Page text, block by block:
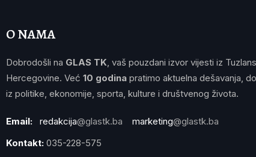
O NAMA
Dobrodošli na GLAS TK, vaš pouzdani izvor vijesti iz
Hercegovine. Već 10 godina pratimo aktuelna dešavanja,
iz politike, ekonomije, sporta, kulture i društvenog života.
Email: redakcija@glastk.ba marketing@glastk.ba
Kontakt: 035-228-575